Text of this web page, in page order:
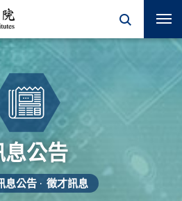
息公告
息公告 徵才訊息